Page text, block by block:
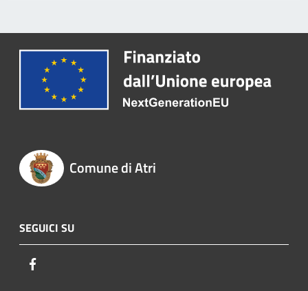
Comune di Atri
SEGUICI SU